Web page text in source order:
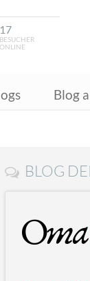
17
BESUCHER
ONLINE
Blog
BLOG